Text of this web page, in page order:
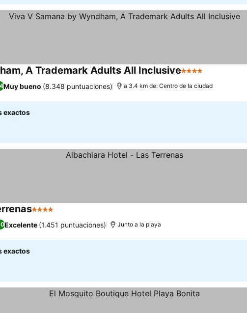
A Trademark Adults All Inclusive4 Estrellas
Muy bueno (8.348 puntuaciones) a 3.4 km de: Centro de la ciudad
exactos
4 Estrellas
Excelente (1.451 puntuaciones) Junto a la playa
exactos